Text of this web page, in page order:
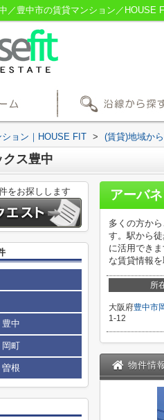
／豊中市の賃貸マンション／HOUSE
ョン｜HOUSE FIT > (賃貸)地域か
クス豊中
アーバ
多くの方か
す。駅から
に活用でき
な賃貸情報
所
大阪府豊中市
1-12
物件情
をお探しします
中
岡町
根